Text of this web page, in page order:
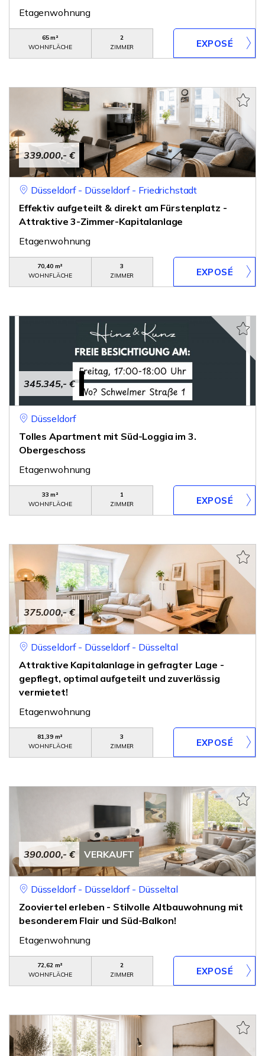
Etagenwohnung
65 m²
WOHNFLÄCHE
2
ZIMMER
339.000,- €
Düsseldorf - Düsseldorf - Friedrichstadt
Effektiv aufgeteilt & direkt am Fürstenplatz -
Attraktive 3-Zimmer-Kapitalanlage
Etagenwohnung
70,40 m²
WOHNFLÄCHE
3
ZIMMER
345.345,- €
Düsseldorf
Tolles Apartment mit Süd-Loggia im 3.
Obergeschoss
Etagenwohnung
33 m²
WOHNFLÄCHE
1
ZIMMER
375.000,- €
Düsseldorf - Düsseldorf - Düsseltal
Attraktive Kapitalanlage in gefragter Lage -
gepflegt, optimal aufgeteilt und zuverlässig
vermietet!
Etagenwohnung
81,39 m²
WOHNFLÄCHE
3
ZIMMER
390.000,- € VERKAUFT
Düsseldorf - Düsseldorf - Düsseltal
Zooviertel erleben - Stilvolle Altbauwohnung mit
besonderem Flair und Süd-Balkon!
Etagenwohnung
72,62 m²
WOHNFLÄCHE
2
ZIMMER